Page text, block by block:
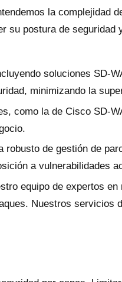
la complejidad
su postura de seguridad
soluciones SD-
minimizando la
como la de Cisco SD-
de gestión de
a vulnerabilidades
equipo de expertos
Nuestros servicios